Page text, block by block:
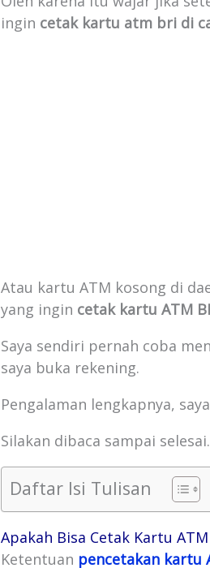
ingin cetak kartu atm bri di
Atau kartu ATM kosong di
yang ingin cetak kartu ATM
Saya sendiri pernah coba
saya buka rekening.
Pengalaman lengkapnya,
Silakan dibaca sampai selesai.
Daftar Isi Tulisan
Apakah Bisa Cetak Kartu
Ketentuan pencetakan kartu